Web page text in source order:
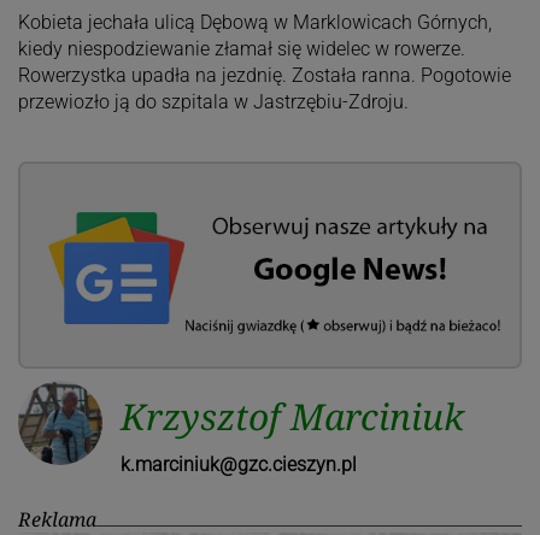
Kobieta jechała ulicą Dębową w Marklowicach Górnych,
kiedy niespodziewanie złamał się widelec w rowerze.
Rowerzystka upadła na jezdnię. Została ranna. Pogotowie
przewiozło ją do szpitala w Jastrzębiu-Zdroju.
Krzysztof Marciniuk
k.marciniuk@gzc.cieszyn.pl
Reklama